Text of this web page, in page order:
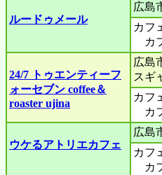
ルードゥメール
広島
カフ
カ
24/7 トゥエンティーフ
ォーセブン coffee＆
roaster ujina
広島
スギ
カフ
カ
ウケるアトリエカフェ
広島
カフ
カ